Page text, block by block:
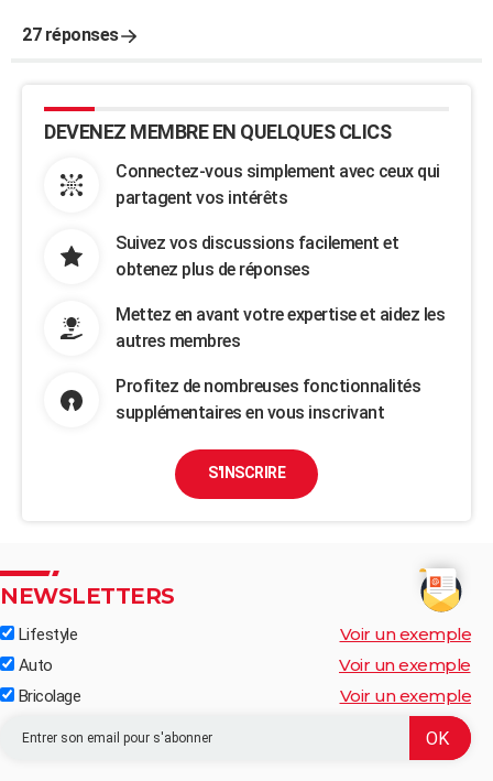
27 réponses
DEVENEZ MEMBRE EN QUELQUES CLICS
Connectez-vous simplement avec ceux qui
partagent vos intérêts
Suivez vos discussions facilement et
obtenez plus de réponses
Mettez en avant votre expertise et aidez les
autres membres
Profitez de nombreuses fonctionnalités
supplémentaires en vous inscrivant
S'INSCRIRE
NEWSLETTERS
Lifestyle Voir un exemple
Auto Voir un exemple
Bricolage Voir un exemple